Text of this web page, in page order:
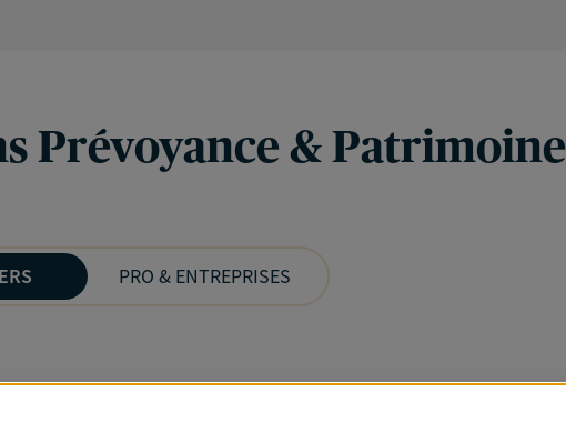
Prévoyance & Patrimoine
PRO & ENTREPRISES